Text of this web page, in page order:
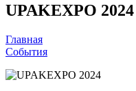
UPAKEXPO 2024
Главная
События